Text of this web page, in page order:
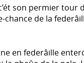
son permier tour
de la
en federâille